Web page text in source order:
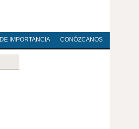
DE IMPORTANCIA CONÓZCANOS